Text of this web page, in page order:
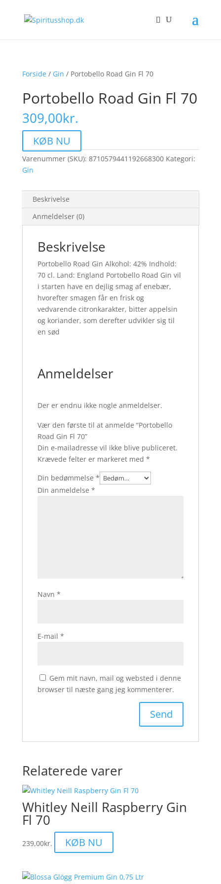
Forside/ Gin / Portobello Road Gin Fl 70
Portobello Road Gin Fl 70
309,00kr.
KØB NU
Varenummer (SKU): 8710579441192668300 Kategori:
Gin
Beskrivelse
Anmeldelser (0)
Beskrivelse
Portobello Road Gin Alkohol: 42% Indhold:
70 cl. Land: England Portobello Road Gin vil
i starten have en dejlig smag af enebær,
hvorefter smagen får en frisk og
vedvarende citronkarakter, bitter appelsin
og koriander, som derefter udvikler sig til
en sød
Anmeldelser
Der er endnu ikke nogle anmeldelser.
Vær den første til at anmelde “Portobello
Road Gin Fl 70”
Din e-mailadresse vil ikke blive publiceret.
Krævede felter er markeret med *
Din bedømmelse *
Din anmeldelse *
Navn *
E-mail *
Gem mit navn, mail og websted i denne
browser til næste gang jeg kommenterer.
Relaterede varer
Whitley Neill Raspberry Gin
Fl 70
239,00kr. KØB NU